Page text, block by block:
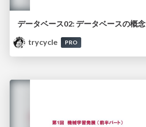
データベース02: データベースの概念
trycycle
PRO